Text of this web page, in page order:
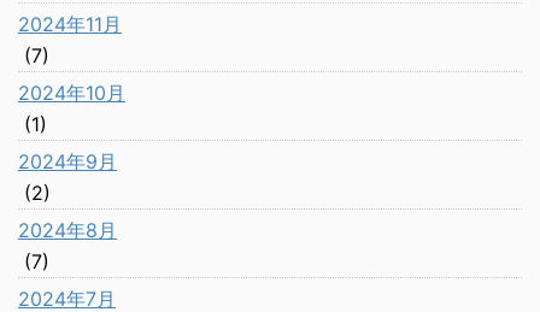
2024年11月
(7)
2024年10月
(1)
2024年9月
(2)
2024年8月
(7)
2024年7月